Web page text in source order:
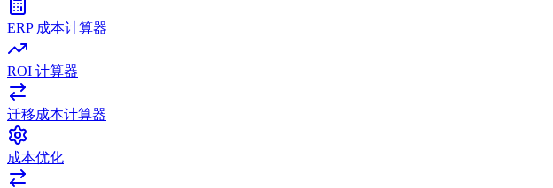
ERP 成本计算器
ROI 计算器
迁移成本计算器
成本优化